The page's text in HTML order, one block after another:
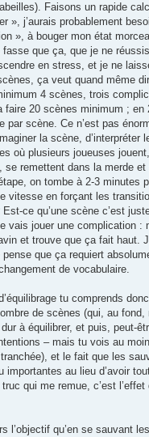
Faisons un rapide
», j’aurais probablement
», à bouger mon état
que ça, que je ne
en stress, et je ne
ça veut quand même
4 scènes, trois
faire 20 scènes minimum ; en
par scène. Ce n’est pas
la scène, d’interpréter
où plusieurs joueuses
se remettent dans la merde et
on tombe à 2-3 minutes
vitesse en forçant les
ce qu’une scène c’est
vais jouer une complication :
et trouve que ça fait haut.
que ça requiert
de vocabulaire.
tu comprends
de scènes (qui, au fond,
à équilibrer, et puis, peut-
– mais tu vois au
et le fait que les
importantes au lieu d’avoir
truc qui me remue, c’est
l’objectif qu’en se sauvant